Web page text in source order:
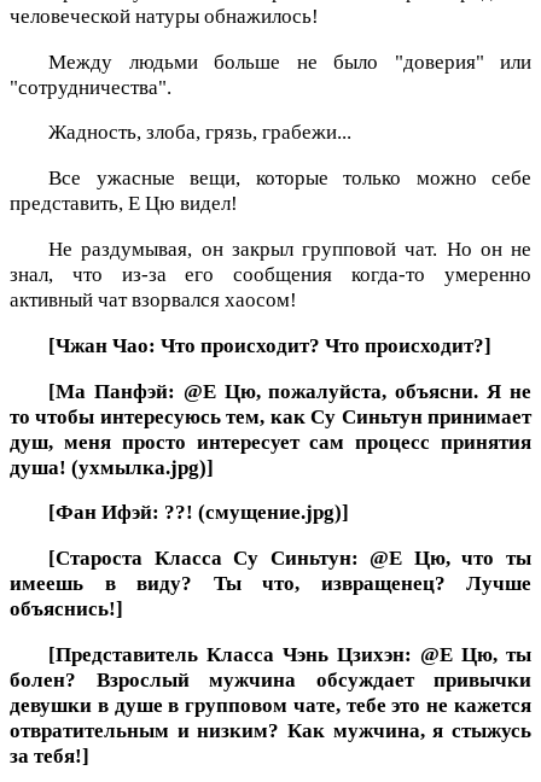
человеческой натуры обнажилось!
Между людьми больше не было "доверия" или
"сотрудничества".
Жадность, злоба, грязь, грабежи...
Все ужасные вещи, которые только можно себе
представить, Е Цю видел!
Не раздумывая, он закрыл групповой чат. Но он не
знал, что из-за его сообщения когда-то умеренно
активный чат взорвался хаосом!
[Чжан Чао: Что происходит? Что происходит?]
[Ма Панфэй: @Е Цю, пожалуйста, объясни. Я не
то чтобы интересуюсь тем, как Су Синьтун принимает
душ, меня просто интересует сам процесс принятия
душа! (ухмылка.jpg)]
[Фан Ифэй: ??! (смущение.jpg)]
[Староста Класса Су Синьтун: @Е Цю, что ты
имеешь в виду? Ты что, извращенец? Лучше
объяснись!]
[Представитель Класса Чэнь Цзихэн: @Е Цю, ты
болен? Взрослый мужчина обсуждает привычки
девушки в душе в групповом чате, тебе это не кажется
отвратительным и низким? Как мужчина, я стыжусь
за тебя!]